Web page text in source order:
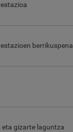
berrikuspena
eta gizarte laguntza